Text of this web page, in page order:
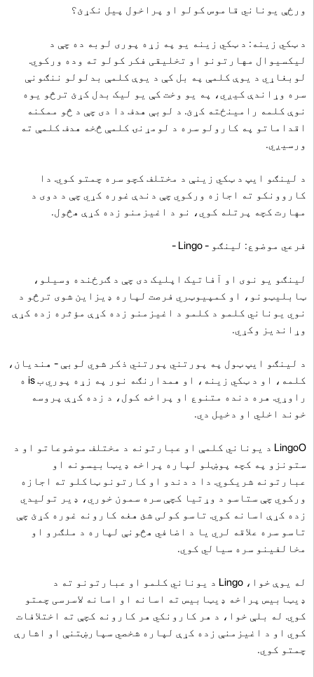
ورځې یوناني قاموس کولو او پراخول پیل نکړئ؟
د ټکي زینه: د ټکي زینه یو په زړه پوری لوبه ده چې د
لیکسیوال مهارتونو او تخلیقی فکر کولو ته وده ورکوي.
لوبغاړي د یوې کلمې په بل کې د یوې کلمې بدلولو ننګونې
سره وړاندې کیږي، په یو وخت کې یو لیک بدل کړئ ترڅو یوه
نوې کلمه رامینځته کړئ. د لوبې هدف دا دی چې د څو ممکنه
اقداماتو په کارولو سره د لومړنۍ کلمې څخه هدف کلمې ته
ورسیږي.
د لینګو ایپ د ټکي زینې د مختلف کچو سره چمتو کوي. دا
کاروونکو ته اجازه ورکوي چې دندې غوره کړي چې د دوی د
مهارت کچه ​​پرتله کوي، نو د اغیزمنو زده کړې هڅول.
فرعي موضوع: لینګو - Lingo -
لینګو یو نوی او آفاتیک اپلیک دی چې د ګرځنده وسیلو،
ټابلیټونو، او کمپیوټري فرصت لپاره ډیزاین شوی ترڅو د
نوي یوناني کلمو د کلمو د اغیزمنو زده کړې مؤثره زده کړې
وړاندیز وکړي.
د لینګو ایپ ټول په پورتني پورتني ذکر شوي لوبې - هنديان،
کلمه، او د ټکي زینه، او همدارنګه نور په زړه پوري ب is ه
راوړي. هره دنده متنوع او پراخه کول، د زده کړې پروسه
خوند اخلي او دخیل دي.
LingoO د یوناني کلمې او عبارتونه د مختلف موضوعاتو او د
ستونزو په کچه پوښلو لپاره پراخه ډیټابیسونه او
عبارتونه شریکوي. دا د دندو او کارتونو ټاکلو ته اجازه
ورکوي چې ستاسو د وړتیا کچې سره سمون خوري، ډیر تولیدي
زده کړې اسانه کوي. تاسو کولی شئ هغه کارونه غوره کړئ چې
تاسو سره علاقه لري یا د اضافي هڅونې لپاره د ملګرو او
مخالفینو سره سیالي کوي.
له یوې خوا، Lingo د یوناني کلمو او عبارتونو ته د
ډیټابیس پراخه ډیټابیس ته اسانه او اسانه لاسرسی چمتو
کوي. له بلې خوا، د هر کارونکي هر کارونه کچې ته اختلافات
کوي او د اغیزمنې زده کړې لپاره شخصي سپارښتنې او اشارې
چمتو کوي.